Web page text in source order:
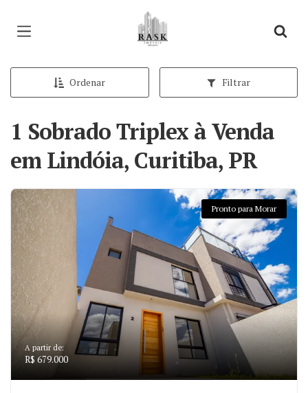
Página inicial
Ordenar Filtrar
1 Sobrado Triplex à Venda
em Lindóia, Curitiba, PR
Pronto para Morar
A partir de:
R$ 679.000